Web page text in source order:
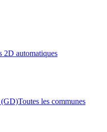
2D automatiques
(GD)Toutes les communes